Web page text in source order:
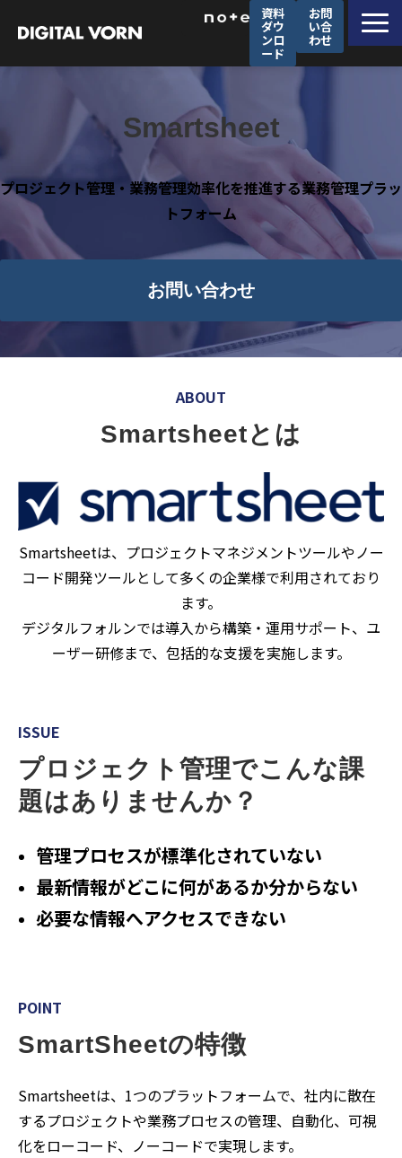
資料
ダウ
ンロ
ード
お問
い合
わせ
デジタルフォルンが選ばれる理由
ソリューション一覧
導入事例
セミナー
企業情報
採用情報
Smartsheet
プロジェクト管理・業務管理効率化を推進する業務管理プラッ
トフォーム
お問い合わせ
ABOUT
Smartsheetとは
Smartsheetは、プロジェクトマネジメントツールやノー
コード開発ツールとして多くの企業様で利用されており
ます。
デジタルフォルンでは導入から構築・運用サポート、ユ
ーザー研修まで、包括的な支援を実施します。
ISSUE
プロジェクト管理でこんな課
題はありませんか？
管理プロセスが標準化されていない
最新情報がどこに何があるか分からない
必要な情報へアクセスできない
POINT
SmartSheetの特徴
Smartsheetは、1つのプラットフォームで、社内に散在
するプロジェクトや業務プロセスの管理、自動化、可視
化をローコード、ノーコードで実現します。